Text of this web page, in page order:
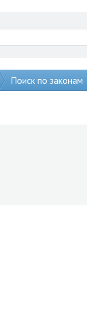
Поиск по законам